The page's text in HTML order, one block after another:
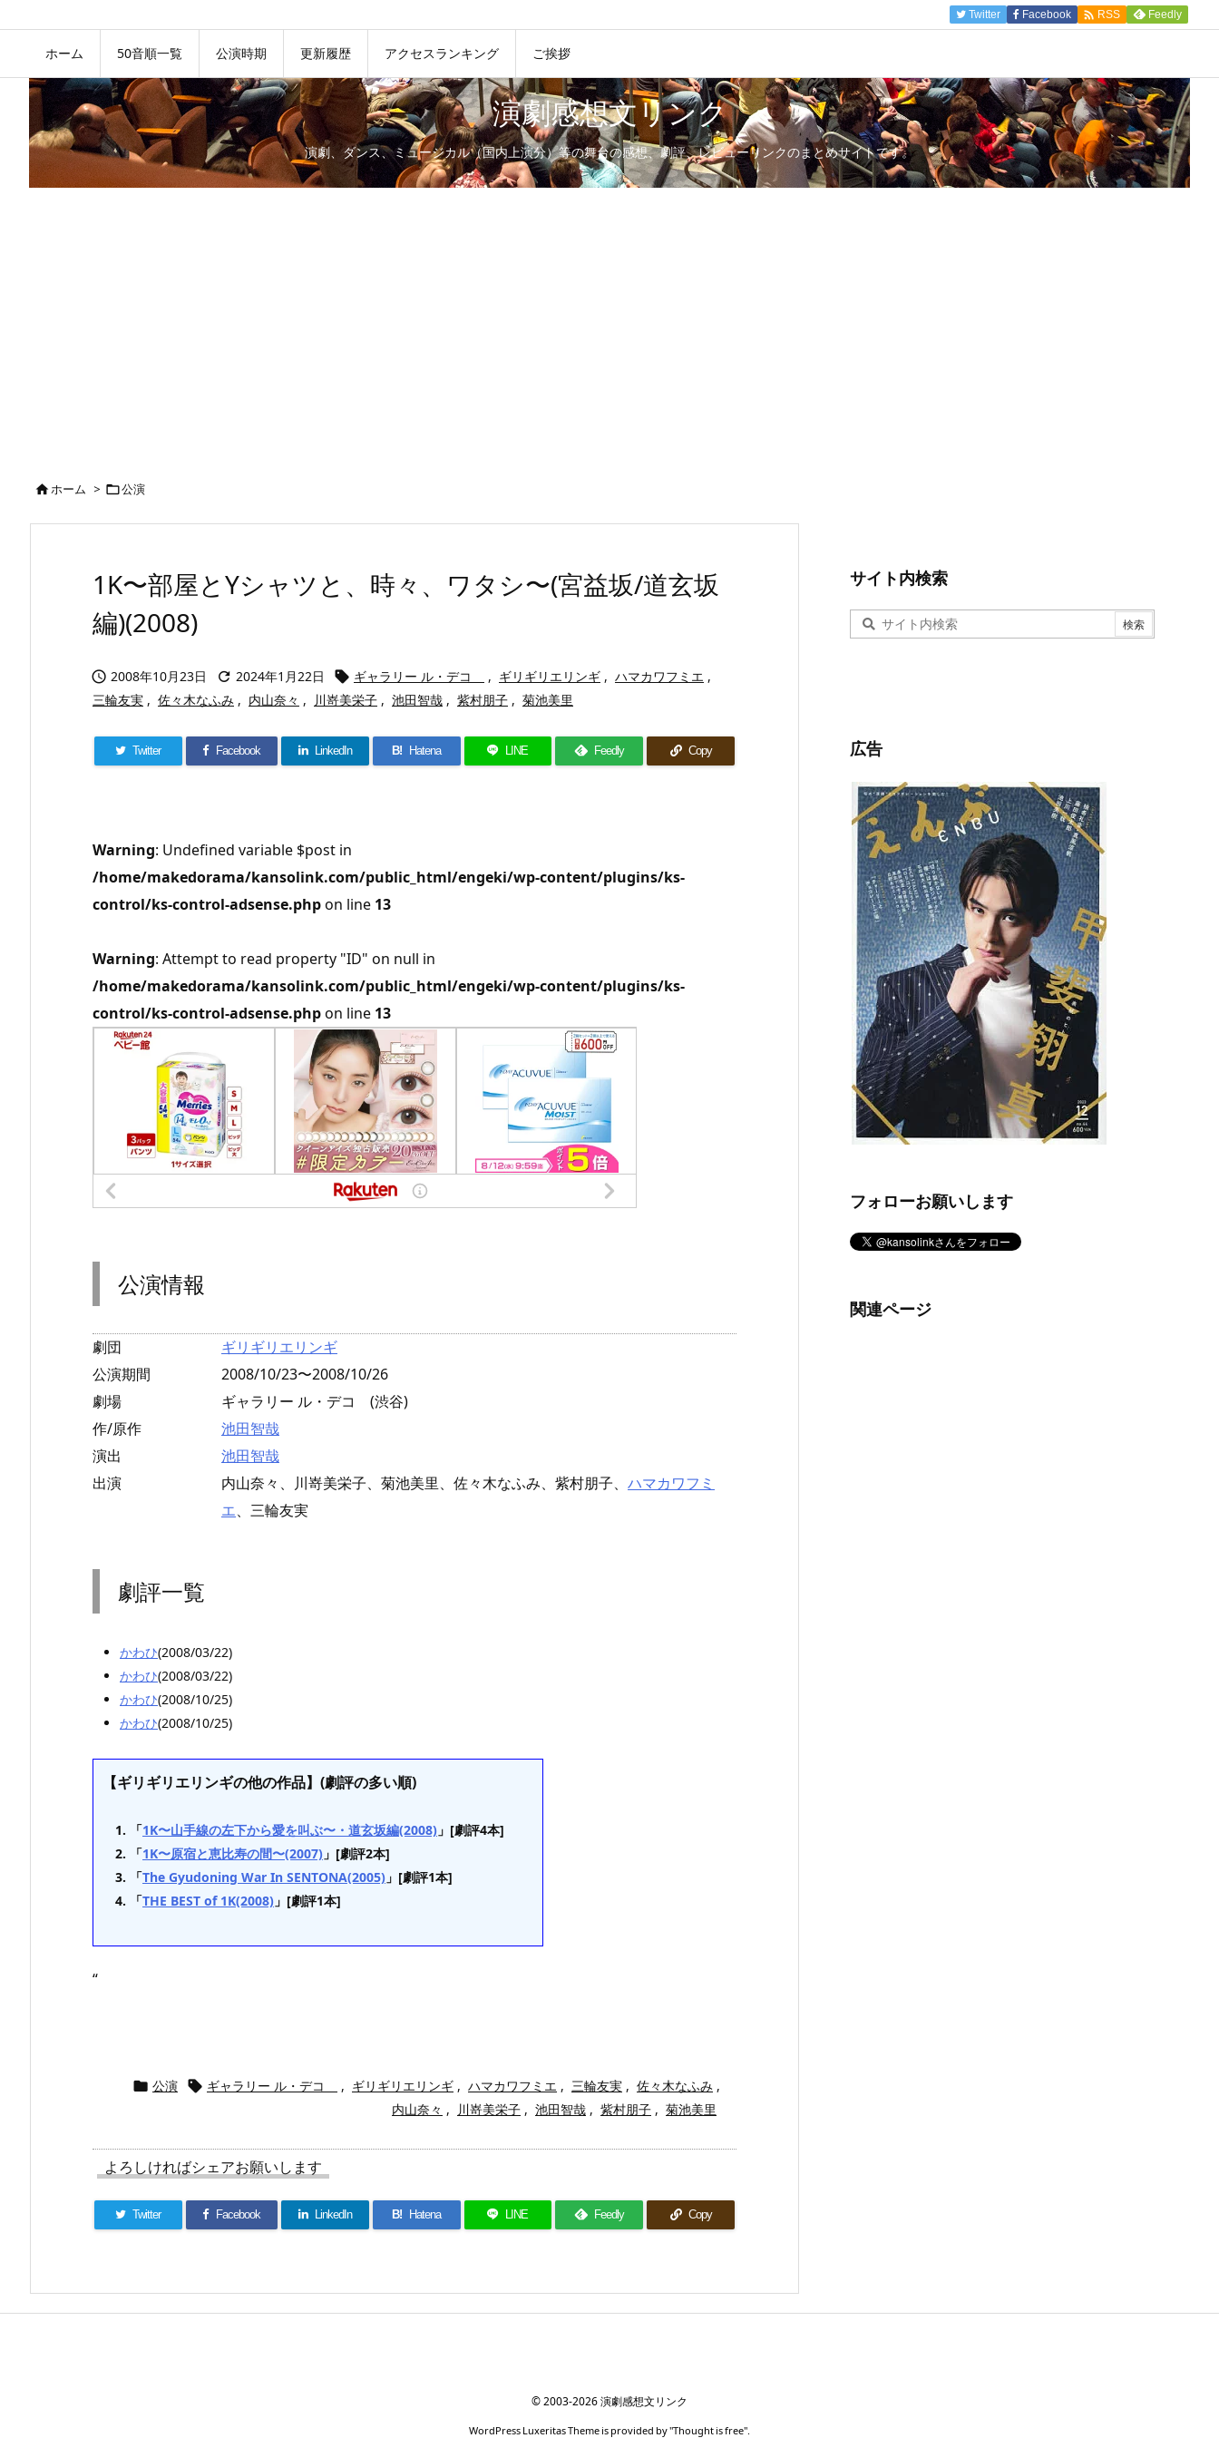
ホーム 50音順一覧 公演時期 更新履歴 アクセスランキング ご挨拶
Twitter Facebook  RSS Feedly
演劇感想文リンク
演劇、ダンス、ミュージカル（国内上演分）等の舞台の感想、劇評、レビューリンクのまとめサイトです。
ホーム > 公演
1K〜部屋とYシャツと、時々、ワタシ〜(宮益坂/道玄坂
編)(2008)
 2008年10月23日  2024年1月22日  ギャラリー ル・デコ , ギリギリエリンギ , ハマカワフミエ ,
三輪友実 , 佐々木なふみ , 内山奈々 , 川嵜美栄子 , 池田智哉 , 紫村朋子 , 菊池美里
Twitter Facebook LinkedIn B! Hatena LINE Feedly Copy
Warning: Undefined variable $post in
/home/makedorama/kansolink.com/public_html/engeki/wp-content/plugins/ks-
control/ks-control-adsense.phpon line 13
Warning: Attempt to read property "ID" on null in
/home/makedorama/kansolink.com/public_html/engeki/wp-content/plugins/ks-
control/ks-control-adsense.phpon line 13
公演情報
劇団
ギリギリエリンギ
公演期間
2008/10/23〜2008/10/26
劇場
ギャラリー ル・デコ (渋谷)
作/原作
池田智哉
演出
池田智哉
出演
内山奈々、川嵜美栄子、菊池美里、佐々木なふみ、紫村朋子、 ハマカワフミ
エ、三輪友実
劇評一覧
かわひ(2008/03/22)
かわひ(2008/03/22)
かわひ(2008/10/25)
かわひ(2008/10/25)
【ギリギリエリンギの他の作品】(劇評の多い順)
「1K〜山手線の左下から愛を叫ぶ〜・道玄坂編(2008) 」[劇評4本]
「1K〜原宿と恵比寿の間〜(2007) 」[劇評2本]
「The Gyudoning War In SENTONA(2005) 」[劇評1本]
「THE BEST of 1K(2008) 」[劇評1本]
“
 公演  ギャラリー ル・デコ , ギリギリエリンギ , ハマカワフミエ , 三輪友実 , 佐々木なふみ ,
内山奈々 , 川嵜美栄子 , 池田智哉 , 紫村朋子 , 菊池美里
よろしければシェアお願いします
Twitter Facebook LinkedIn B! Hatena LINE Feedly Copy
サイト内検索
広告
フォローお願いします
関連ページ
©2003-2026演劇感想文リンク
WordPress Luxeritas Theme is provided by "Thought is free".